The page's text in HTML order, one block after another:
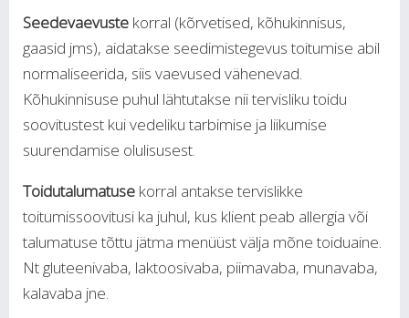
Seedevaevuste korral (kõrvetised, kõhukinnisus,
gaasid jms), aidatakse seedimistegevus toitumise abil
normaliseerida, siis vaevused vähenevad.
Kõhukinnisuse puhul lähtutakse nii tervisliku toidu
soovitustest kui vedeliku tarbimise ja liikumise
suurendamise olulisusest.
Toidutalumatuse korral antakse tervislikke
toitumissoovitusi ka juhul, kus klient peab allergia või
talumatuse tõttu jätma menüüst välja mõne toiduaine.
Nt gluteenivaba, laktoosivaba, piimavaba, munavaba,
kalavaba jne.